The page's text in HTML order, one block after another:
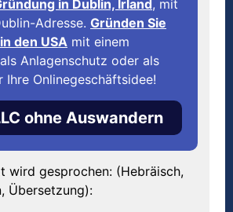
in Dublin, Irland, mit
Adresse. Gründen Sie
den USA mit einem
Anlagenschutz oder als
Onlinegeschäftsidee!
ohne Auswandern
wird gesprochen: (Hebräisch,
Übersetzung):